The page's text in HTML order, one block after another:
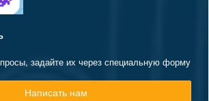
задайте их через специальную форму
Написать нам